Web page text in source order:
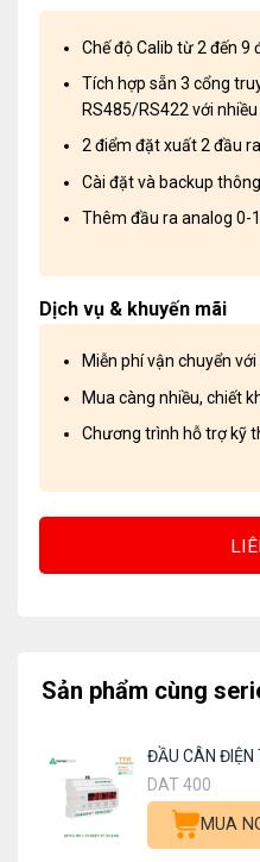
Chế độ Calib từ 2 đến 9
Tích hợp sẵn 3 cổng
RS485/RS422 với nhiều
2 điểm đặt xuất 2 đầu
Cài đặt và backup
Thêm đầu ra analog 0-
Dịch vụ & khuyến mãi
Miễn phí vận chuyển
Mua càng nhiều, chiết
Chương trình hỗ trợ kỹ
Sản phẩm cùng
ĐẦU CÂN ĐIỆN
DAT 400
MUA